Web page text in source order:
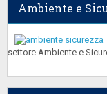
Ambiente e
settore Ambiente e